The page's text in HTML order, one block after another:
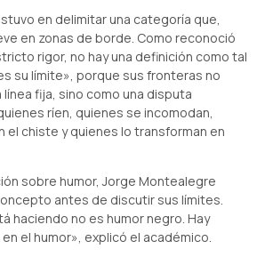
en delimitar una categoría que,
en zonas de borde. Como reconoció
rigor, no hay una definición como tal
su límite», porque sus fronteras no
fija, sino como una disputa
ríen, quienes se incomodan,
el chiste y quienes lo transforman en
sobre humor, Jorge Montealegre
antes de discutir sus límites.
haciendo no es humor negro. Hay
el humor», explicó el académico.